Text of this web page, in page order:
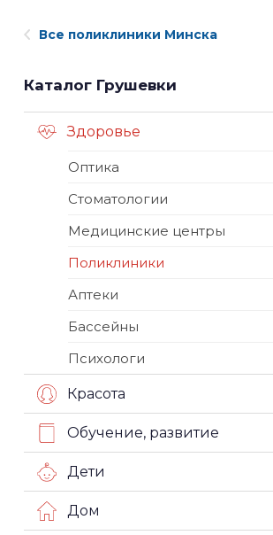
Все поликлиники Минска
Каталог Грушевки
Здоровье
Оптика
Стоматологии
Медицинские центры
Поликлиники
Аптеки
Бассейны
Психологи
Красота
Обучение, развитие
Дети
Дом